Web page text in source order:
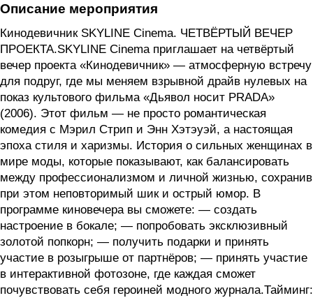
Описание мероприятия
Кинодевичник SKYLINE Cinema. ЧЕТВЁРТЫЙ ВЕЧЕР
ПРОЕКТА.SKYLINE Cinema приглашает на четвёртый
вечер проекта «Кинодевичник» — атмосферную встречу
для подруг, где мы меняем взрывной драйв нулевых на
показ культового фильма «Дьявол носит PRADA»
(2006). Этот фильм — не просто романтическая
комедия с Мэрил Стрип и Энн Хэтэуэй, а настоящая
эпоха стиля и харизмы. История о сильных женщинах в
мире моды, которые показывают, как балансировать
между профессионализмом и личной жизнью, сохранив
при этом неповторимый шик и острый юмор. В
программе киновечера вы сможете: — создать
настроение в бокале; — попробовать эксклюзивный
золотой попкорн; — получить подарки и принять
участие в розыгрыше от партнёров; — принять участие
в интерактивной фотозоне, где каждая сможет
почувствовать себя героиней модного журнала.Тайминг: